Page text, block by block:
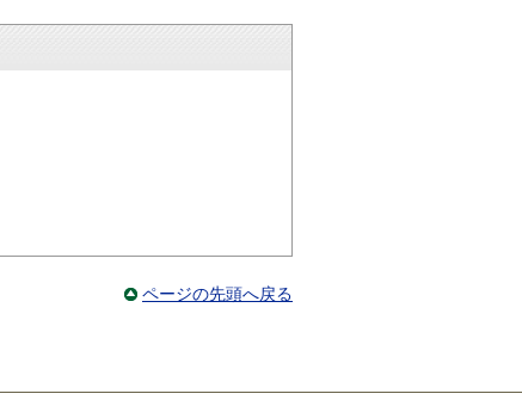
ページの先頭へ戻る